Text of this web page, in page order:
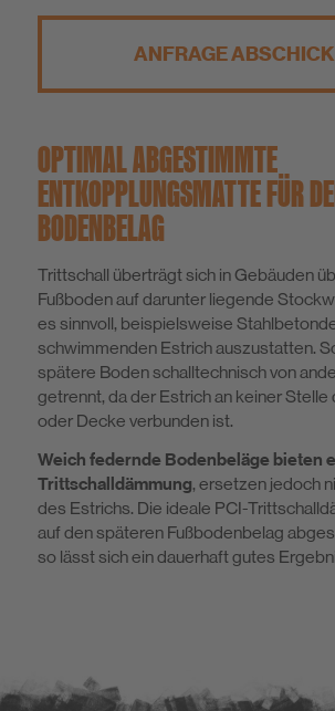
ANFRAGE
OPTIMAL ABGESTIMMTE
ENTKOPPLUNGSMATTE FÜR
BODENBELAG
Trittschall überträgt sich in Gebäuden
Fußboden auf darunter liegende
es sinnvoll, beispielsweise
schwimmenden Estrich auszustatten.
spätere Boden schalltechnisch von
getrennt, da der Estrich an keiner Stelle
oder Decke verbunden ist.
Weich federnde Bodenbeläge bieten
Trittschalldämmung, ersetzen jedoch
des Estrichs. Die ideale PCI-
auf den späteren Fußbodenbelag
so lässt sich ein dauerhaft gutes